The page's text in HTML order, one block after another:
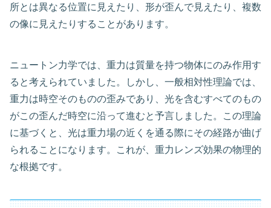
所とは異なる位置に見えたり、形が歪んで見えたり、複数
の像に見えたりすることがあります。
ニュートン力学では、重力は質量を持つ物体にのみ作用す
ると考えられていました。しかし、一般相対性理論では、
重力は時空そのものの歪みであり、光を含むすべてのもの
がこの歪んだ時空に沿って進むと予言しました。この理論
に基づくと、光は重力場の近くを通る際にその経路が曲げ
られることになります。これが、重力レンズ効果の物理的
な根拠です。